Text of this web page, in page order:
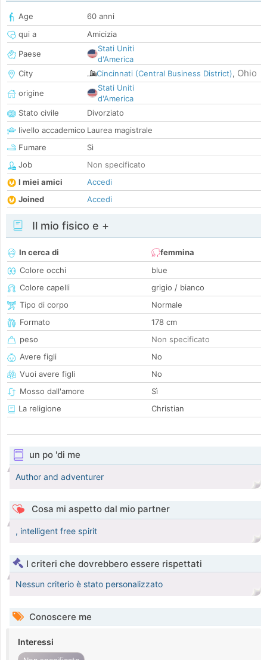
Age
60 anni
qui a
Amicizia
Paese
Stati Uniti
d'America
City
Cincinnati (Central Business District), Ohio
origine
Stati Uniti
d'America
Stato civile
Divorziato
livello accademico Laurea magistrale
Fumare
Sì
Job
Non specificato
I miei amici
Accedi
Joined
Accedi
Il mio fisico e +
In cerca di
femmina
Colore occhi
blue
Colore capelli
grigio / bianco
Tipo di corpo
Normale
Formato
178 cm
peso
Non specificato
Avere figli
No
Vuoi avere figli
No
Mosso dall'amore
Sì
La religione
Christian
un po 'di me
Author and adventurer
Cosa mi aspetto dal mio partner
, intelligent free spirit
I criteri che dovrebbero essere rispettati
Nessun criterio è stato personalizzato
Conoscere me
Interessi